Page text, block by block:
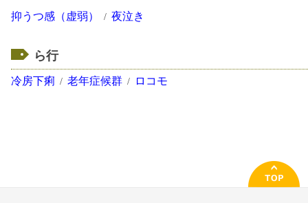
抑うつ感（虚弱）
夜泣き
ら行
冷房下痢 老年症候群 ロコモ